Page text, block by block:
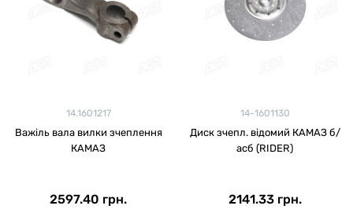
14.1601217
Важіль вала вилки зчеплення
КАМАЗ
2597.40 грн.
14-1601130
Диск зчепл. відомий КАМАЗ б/
асб (RIDER)
2141.33 грн.